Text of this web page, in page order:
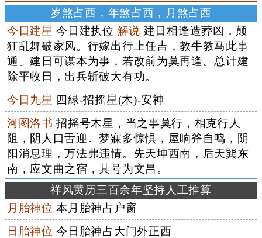
岁煞占西，年煞占西，月煞占西
今日建星 今日建执位 解说 建日相逢造葬凶，颠
狂乱舞破家风。行嫁出行上任吉，教牛教马此事
通。建日可谋本为事，若改前为莫再逢。总计建
除平收日，出兵斩破大有功。
今日九星 四緑-招摇星(木)-安神
河图洛书 招摇号木星，当之事莫行，相克行人
阻，阴人口舌迎。梦寐多惊惧，屋响斧自鸣，阴
阳消息理，万法弗违情。先天坤西南，后天巽东
南，应文曲之宿，其号为文昌。
祥风黄历三百余年坚持人工推算
月胎神位 本月胎神占户窗
日胎神位 今日胎神占大门外正西